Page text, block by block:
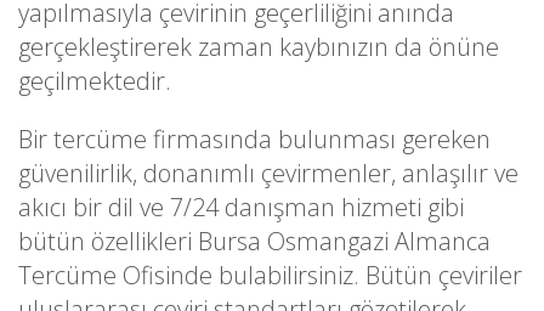
yapılmasıyla çevirinin geçerliliğini anında
gerçekleştirerek zaman kaybınızın da önüne
geçilmektedir.
Bir tercüme firmasında bulunması gereken
güvenilirlik, donanımlı çevirmenler, anlaşılır ve
akıcı bir dil ve 7/24 danışman hizmeti gibi
bütün özellikleri Bursa Osmangazi Almanca
Tercüme Ofisinde bulabilirsiniz. Bütün çeviriler